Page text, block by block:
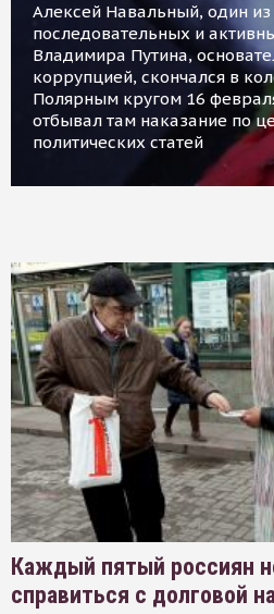
Алексей Навальный, один из
последовательных и
Владимира Путина,
коррупцией, скончался в
Полярным кругом 16
отбывал там наказание по
политических статей
Каждый пятый россиян
справиться с долговой